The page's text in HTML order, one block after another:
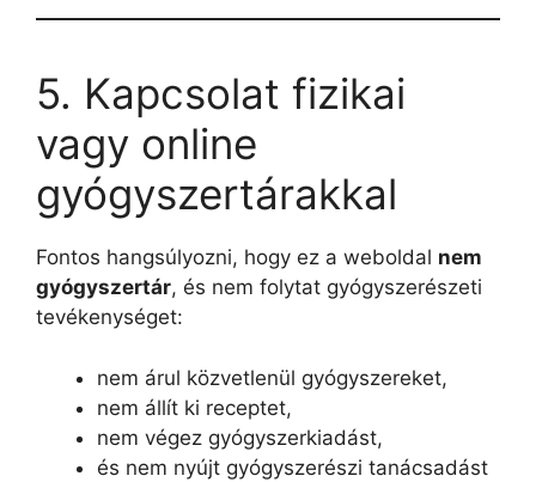
5. Kapcsolat fizikai
vagy online
gyógyszertárakkal
Fontos hangsúlyozni, hogy ez a weboldal nem
gyógyszertár, és nem folytat gyógyszerészeti
tevékenységet:
nem árul közvetlenül gyógyszereket,
nem állít ki receptet,
nem végez gyógyszerkiadást,
és nem nyújt gyógyszerészi tanácsadást